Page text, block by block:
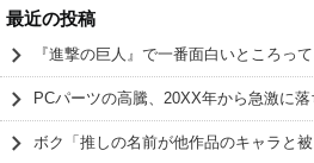
最近の投稿
『進撃の巨人』で一番面白いところっ
PCパーツの高騰、20XX年から急激に
ボク「推しの名前が他作品のキャラと